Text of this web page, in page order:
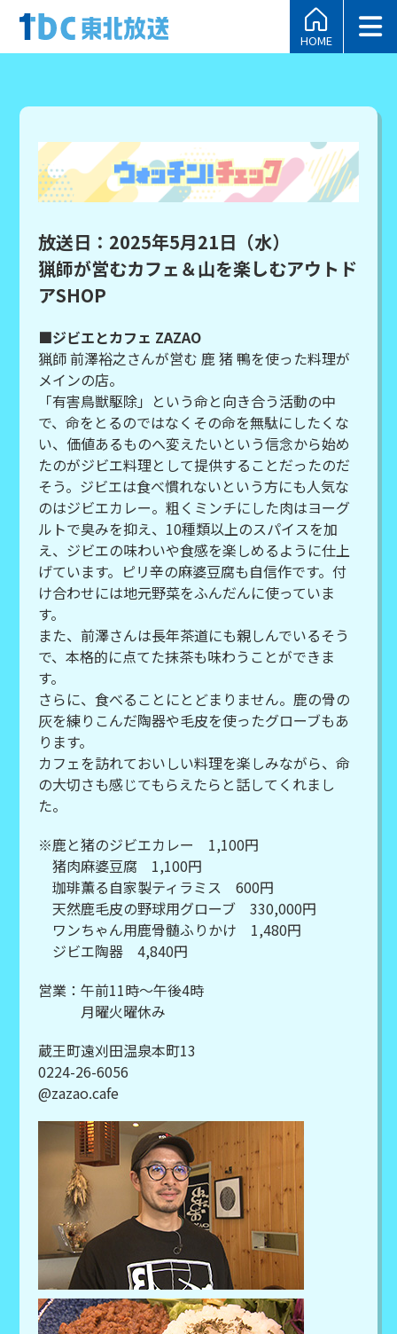
HOME
放送日：2025年5月21日（水）
猟師が営むカフェ＆山を楽しむアウトド
アSHOP
■ジビエとカフェ ZAZAO
猟師 前澤裕之さんが営む 鹿 猪 鴨を使った料理が
メインの店。
「有害鳥獣駆除」という命と向き合う活動の中
で、命をとるのではなくその命を無駄にしたくな
い、価値あるものへ変えたいという信念から始め
たのがジビエ料理として提供することだったのだ
そう。ジビエは食べ慣れないという方にも人気な
のはジビエカレー。粗くミンチにした肉はヨーグ
ルトで臭みを抑え、10種類以上のスパイスを加
え、ジビエの味わいや食感を楽しめるように仕上
げています。ピリ辛の麻婆豆腐も自信作です。付
け合わせには地元野菜をふんだんに使っていま
す。
また、前澤さんは長年茶道にも親しんでいるそう
で、本格的に点てた抹茶も味わうことができま
す。
さらに、食べることにとどまりません。鹿の骨の
灰を練りこんだ陶器や毛皮を使ったグローブもあ
ります。
カフェを訪れておいしい料理を楽しみながら、命
の大切さも感じてもらえたらと話してくれまし
た。
※鹿と猪のジビエカレー 1,100円
猪肉麻婆豆腐 1,100円
珈琲薫る自家製ティラミス 600円
天然鹿毛皮の野球用グローブ 330,000円
ワンちゃん用鹿骨髄ふりかけ 1,480円
ジビエ陶器 4,840円
営業：午前11時～午後4時
月曜火曜休み
蔵王町遠刈田温泉本町13
0224-26-6056
@zazao.cafe